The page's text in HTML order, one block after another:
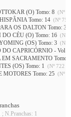
(O) Tomo: 8 (Nº
Tomo: 14 (Nº
OS DALTON Tomo: 31
CÉU (O) Tomo: 16 (Nº
(OS) Tomo: 3 (Nº
DO CAPRICÓRNIO - Vol 1
SACRAMENTO Tomo:
(OS) Tomo: 1 (Nº 722 A
MOTORES Tomo: 25 (Nº
; N.Pranchas: 1